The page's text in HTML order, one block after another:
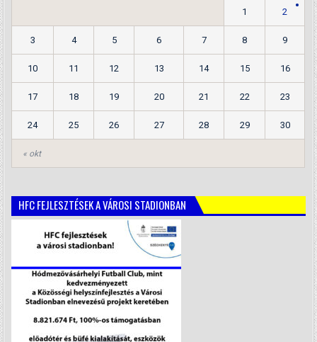
« okt
1 2
3 4 5 6 7 8 9
10 11 12 13 14 15 16
17 18 19 20 21 22 23
24 25 26 27 28 29 30
HFC FEJLESZTÉSEK A VÁROSI STADIONBAN